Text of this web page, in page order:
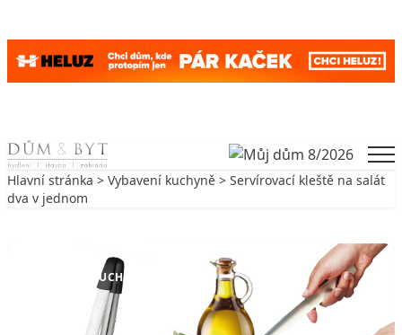
Skip to content
Hlavní stránka > Vybavení kuchyně > Servírovací kleště na salát
dva v jednom
VYBAVENÍ KUCHYNĚ